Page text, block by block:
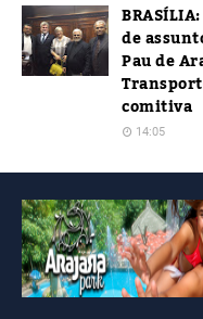
de
Pau de
comitiva
14:05